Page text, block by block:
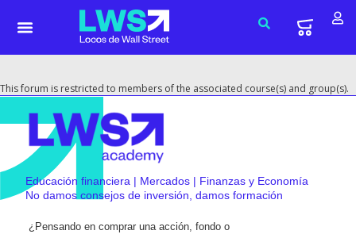
This forum is restricted to members of the associated course(s) and group(s).
Educación financiera | Mercados | Finanzas y Economía
No damos consejos de inversión, damos formación
¿Pensando en comprar una acción, fondo o